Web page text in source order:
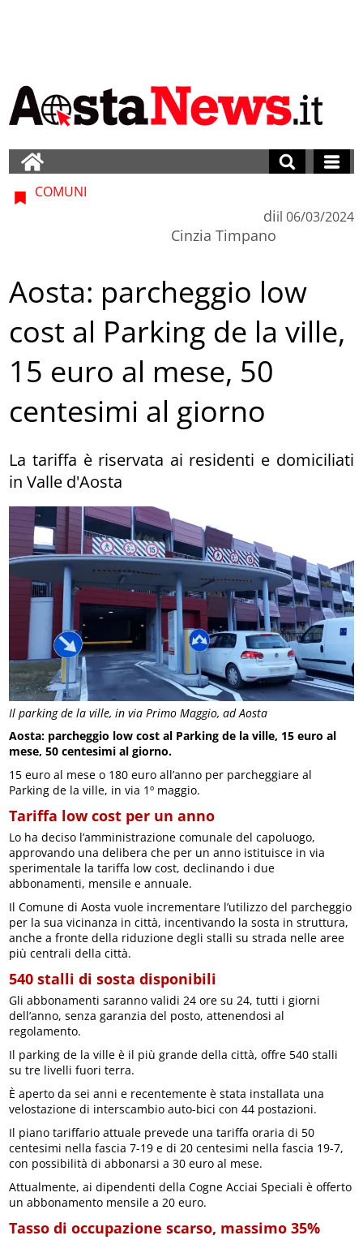
Il parking de la ville, in via Primo Maggio, ad Aosta
COMUNI
di
Cinzia Timpano
il 06/03/2024
Aosta: parcheggio low
cost al Parking de la ville,
15 euro al mese, 50
centesimi al giorno
La tariffa è riservata ai residenti e domiciliati
in Valle d'Aosta
Aosta: parcheggio low cost al Parking de la ville, 15 euro al
mese, 50 centesimi al giorno.
15 euro al mese o 180 euro all’anno per parcheggiare al
Parking de la ville, in via 1º maggio.
Tariffa low cost per un anno
Lo ha deciso l’amministrazione comunale del capoluogo,
approvando una delibera che per un anno istituisce in via
sperimentale la tariffa low cost, declinando i due
abbonamenti, mensile e annuale.
Il Comune di Aosta vuole incrementare l’utilizzo del parcheggio
per la sua vicinanza in città, incentivando la sosta in struttura,
anche a fronte della riduzione degli stalli su strada nelle aree
più centrali della città.
540 stalli di sosta disponibili
Gli abbonamenti saranno validi 24 ore su 24, tutti i giorni
dell’anno, senza garanzia del posto, attenendosi al
regolamento.
Il parking de la ville è il più grande della città, offre 540 stalli
su tre livelli fuori terra.
È aperto da sei anni e recentemente è stata installata una
velostazione di interscambio auto-bici con 44 postazioni.
Il piano tariffario attuale prevede una tariffa oraria di 50
centesimi nella fascia 7-19 e di 20 centesimi nella fascia 19-7,
con possibilità di abbonarsi a 30 euro al mese.
Attualmente, ai dipendenti della Cogne Acciai Speciali è offerto
un abbonamento mensile a 20 euro.
Tasso di occupazione scarso, massimo 35%